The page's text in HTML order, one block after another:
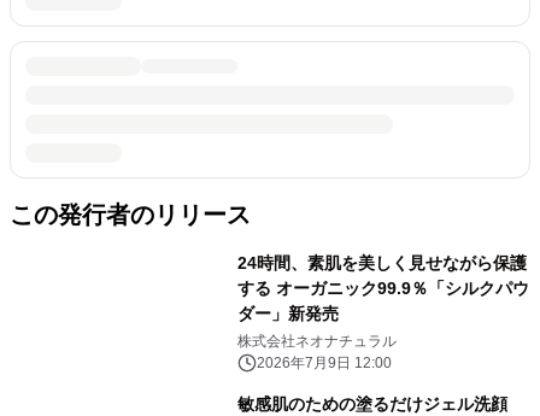
この発行者のリリース
24時間、素肌を美しく見せながら保護
する オーガニック99.9％「シルクパウ
ダー」新発売
株式会社ネオナチュラル
2026年7月9日 12:00
敏感肌のための塗るだけジェル洗顔